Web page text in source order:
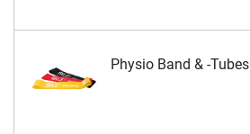
Physio Band & -Tubes